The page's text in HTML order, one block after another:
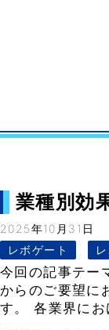
業種別効
2025年10月31日
レボゲート
今回の記事テ
からのご要望に
す。 各業界に